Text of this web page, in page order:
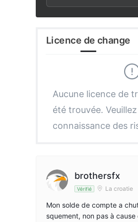
2
3
5
6
8
9
7
8
3
4
6
7
9
Licence de change
Aucune licence de
été trouvée.
connaissance des
brothersfx
Vérifié La croatie
Mon solde de compte a
squement, non pas à cause